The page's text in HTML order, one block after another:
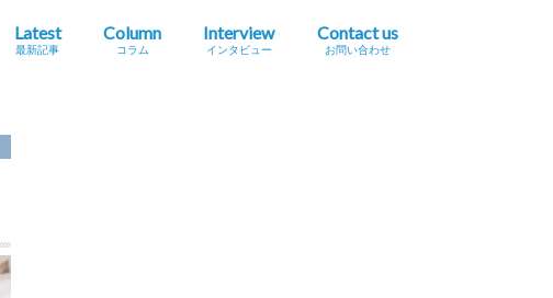
Latest
最新記事
Column
コラム
Interview
インタビュー
Contact us
お問い合わせ